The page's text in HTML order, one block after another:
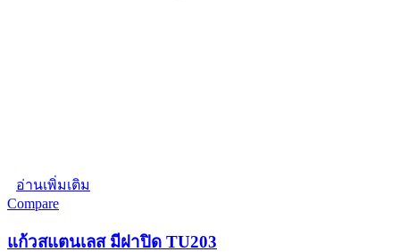
อ่านเพิ่มเติม
Compare
แก้วสแตนเลส มีฝาปิด TU203